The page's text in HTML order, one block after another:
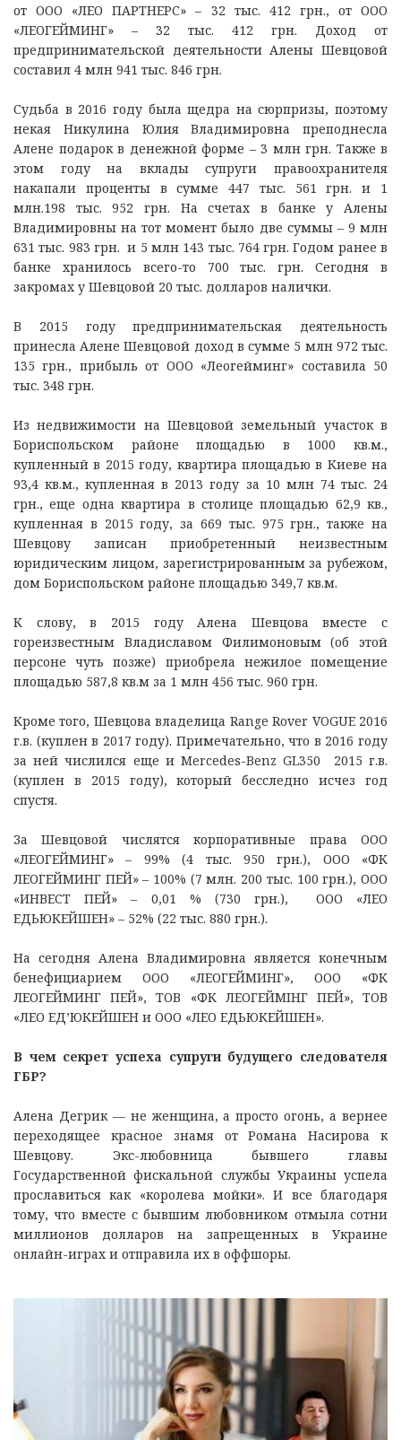
от ООО «ЛЕО ПАРТНЕРС» – 32 тыс. 412 грн., от ООО
«ЛЕОГЕЙМИНГ» – 32 тыс. 412 грн. Доход от
предпринимательской деятельности Алены Шевцовой
составил 4 млн 941 тыс. 846 грн.
Судьба в 2016 году была щедра на сюрпризы, поэтому
некая Никулина Юлия Владимировна преподнесла
Алене подарок в денежной форме – 3 млн грн. Также в
этом году на вклады супруги правоохранителя
накапали проценты в сумме 447 тыс. 561 грн. и 1
млн.198 тыс. 952 грн. На счетах в банке у Алены
Владимировны на тот момент было две суммы – 9 млн
631 тыс. 983 грн. и 5 млн 143 тыс. 764 грн. Годом ранее в
банке хранилось всего-то 700 тыс. грн. Сегодня в
закромах у Шевцовой 20 тыс. долларов налички.
В 2015 году предпринимательская деятельность
принесла Алене Шевцовой доход в сумме 5 млн 972 тыс.
135 грн., прибыль от ООО «Леогейминг» составила 50
тыс. 348 грн.
Из недвижимости на Шевцовой земельный участок в
Бориспольском районе площадью в 1000 кв.м.,
купленный в 2015 году, квартира площадью в Киеве на
93,4 кв.м., купленная в 2013 году за 10 млн 74 тыс. 24
грн., еще одна квартира в столице площадью 62,9 кв.,
купленная в 2015 году, за 669 тыс. 975 грн., также на
Шевцову записан приобретенный неизвестным
юридическим лицом, зарегистрированным за рубежом,
дом Бориспольском районе площадью 349,7 кв.м.
К слову, в 2015 году Алена Шевцова вместе с
гореизвестным Владиславом Филимоновым (об этой
персоне чуть позже) приобрела нежилое помещение
площадью 587,8 кв.м за 1 млн 456 тыс. 960 грн.
Кроме того, Шевцова владелица Range Rover VOGUE 2016
г.в. (куплен в 2017 году). Примечательно, что в 2016 году
за ней числился еще и Mercedes-Benz GL350 2015 г.в.
(куплен в 2015 году), который бесследно исчез год
спустя.
За Шевцовой числятся корпоративные права ООО
«ЛЕОГЕЙМИНГ» – 99% (4 тыс. 950 грн.), ООО «ФК
ЛЕОГЕЙМИНГ ПЕЙ» – 100% (7 млн. 200 тыс. 100 грн.), ООО
«ИНВЕСТ ПЕЙ» – 0,01 % (730 грн.), ООО «ЛЕО
ЕДЬЮКЕЙШЕН» – 52% (22 тыс. 880 грн.).
На сегодня Алена Владимировна является конечным
бенефициарием ООО «ЛЕОГЕЙМИНГ», ООО «ФК
ЛЕОГЕЙМИНГ ПЕЙ», ТОВ «ФК ЛЕОГЕЙМІНГ ПЕЙ», ТОВ
«ЛЕО ЕД’ЮКЕЙШЕН и ООО «ЛЕО ЕДЬЮКЕЙШЕН».
В чем секрет успеха супруги будущего следователя
ГБР?
Алена Дегрик — не женщина, а просто огонь, а вернее
переходящее красное знамя от Романа Насирова к
Шевцову. Экс-любовница бывшего главы
Государственной фискальной службы Украины успела
прославиться как «королева мойки». И все благодаря
тому, что вместе с бывшим любовником отмыла сотни
миллионов долларов на запрещенных в Украине
онлайн-играх и отправила их в оффшоры.